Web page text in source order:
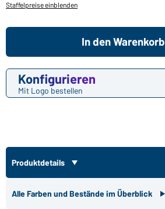
Staffelpreise einblenden
Konfigurieren
Mit Logo bestellen
In den Warenkorb
Produktdetails
Alle Farben und Bestände im Überblick